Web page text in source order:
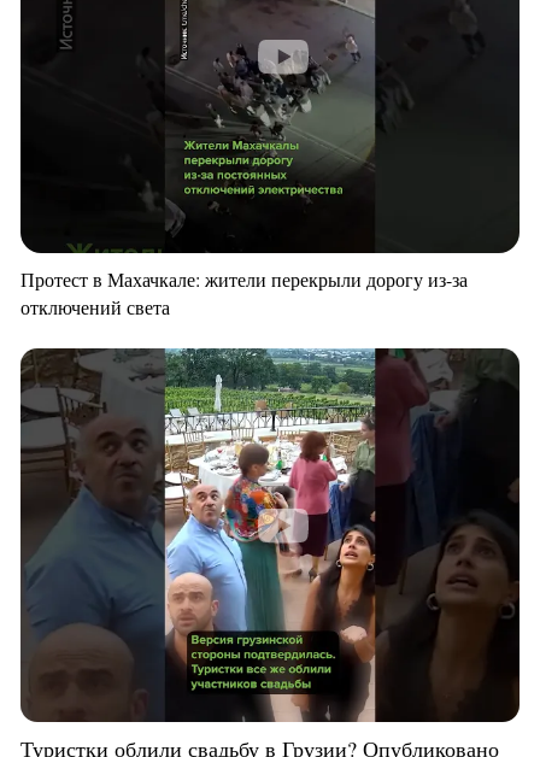
Протест в Махачкале: жители перекрыли дорогу из-за
отключений света
Туристки облили свадьбу в Грузии? Опубликовано